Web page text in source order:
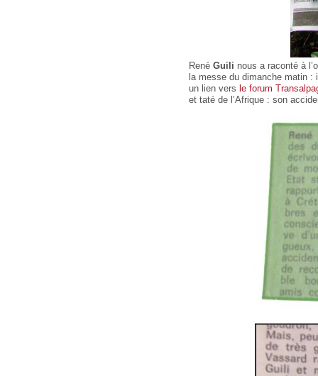
René Guili nous a raconté à
la messe du dimanche matin :
un lien vers le forum
et taté de l’Afrique : son